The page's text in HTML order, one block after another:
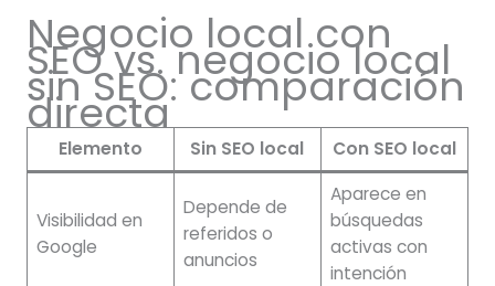
Negocio local con
SEO vs. negocio local
sin SEO: comparación
directa
Elemento Sin SEO local Con SEO local
Visibilidad en
Google
Depende de
referidos o
anuncios
Aparece en
búsquedas
activas con
intención